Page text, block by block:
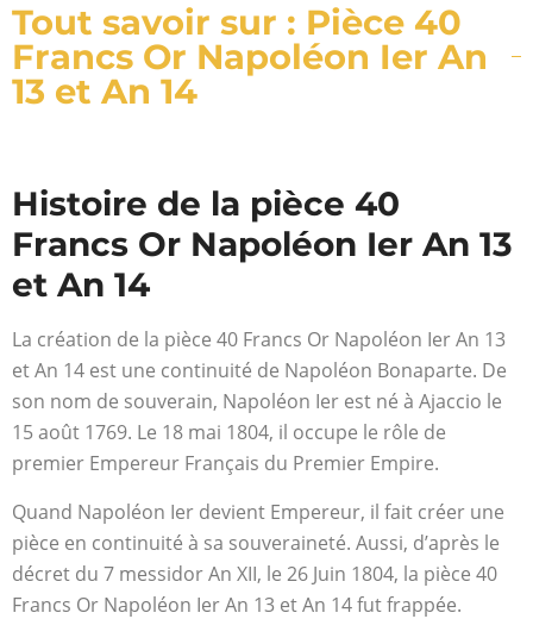
Tout savoir sur : Pièce 40
Francs Or Napoléon Ier An
13 et An 14
Histoire de la pièce 40
Francs Or Napoléon Ier An 13
et An 14
La création de la pièce 40 Francs Or Napoléon Ier An 13
et An 14 est une continuité de Napoléon Bonaparte. De
son nom de souverain, Napoléon Ier est né à Ajaccio le
15 août 1769. Le 18 mai 1804, il occupe le rôle de
premier Empereur Français du Premier Empire.
Quand Napoléon Ier devient Empereur, il fait créer une
pièce en continuité à sa souveraineté. Aussi, d’après le
décret du 7 messidor An XII, le 26 Juin 1804, la pièce 40
Francs Or Napoléon Ier An 13 et An 14 fut frappée.